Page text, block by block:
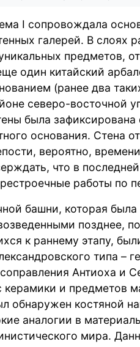
I сопровождала
галерей. В слоях
предметов,
один китайский
(ранее два
северо-восточной
была
основания. Стена
вероятно,
что в
работы по
башни, которая
позднее,
к раннему этапу,
типа –
Антиоха и
и предметов
обнаружен костяной
аналогии в
мира.